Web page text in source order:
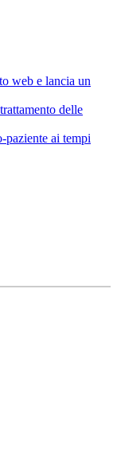
web e lancia un
delle
ai tempi